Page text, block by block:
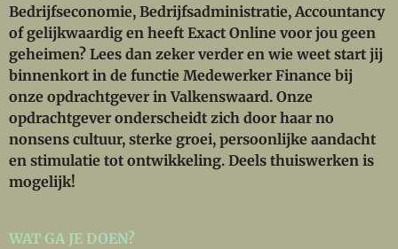
Bedrijfseconomie, Bedrijfsadministratie, Accountancy
of gelijkwaardig en heeft Exact Online voor jou geen
geheimen? Lees dan zeker verder en wie weet start jij
binnenkort in de functie Medewerker Finance bij
onze opdrachtgever in Valkenswaard. Onze
opdrachtgever onderscheidt zich door haar no
nonsens cultuur, sterke groei, persoonlijke aandacht
en stimulatie tot ontwikkeling. Deels thuiswerken is
mogelijk!
WAT GA JE DOEN?